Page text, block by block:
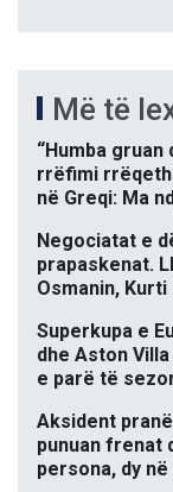
Më të
“Humba gruan
rrëfimi
në Greqi: Ma
Negociatat e
prapaskenat.
Osmanin,
Superkupa e
dhe Aston
e parë të
Aksident
punuan frenat
persona, dy